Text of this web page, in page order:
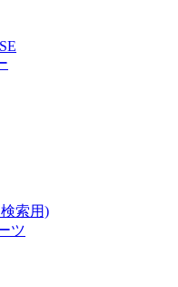
索用)
ツ